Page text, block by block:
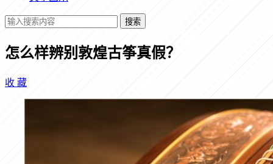
搜索
怎么样辨别敦煌古筝真假？
收 藏